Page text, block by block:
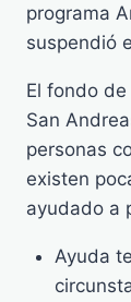
programa
suspendió
El fondo
San
personas
existen
ayudado a
Ayuda